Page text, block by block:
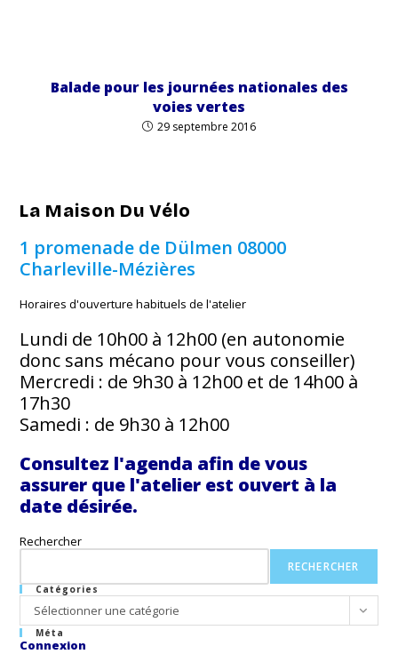
Balade pour les journées nationales des
voies vertes
29 septembre 2016
La Maison Du Vélo
1 promenade de Dülmen 08000
Charleville-Mézières
Horaires d'ouverture habituels de l'atelier
Lundi de 10h00 à 12h00 (en autonomie
donc sans mécano pour vous conseiller)
Mercredi : de 9h30 à 12h00 et de 14h00 à
17h30
Samedi : de 9h30 à 12h00
Consultez l'agenda afin de vous
assurer que l'atelier est ouvert à la
date désirée.
Rechercher
RECHERCHER
Catégories
Catégories
Sélectionner une catégorie
Méta
Connexion